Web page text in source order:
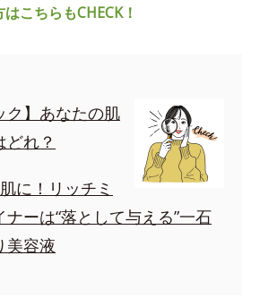
こちらもCHECK！
ク】あなたの肌
れ？
に！リッチミ
ーは“落として与える”一石
美容液